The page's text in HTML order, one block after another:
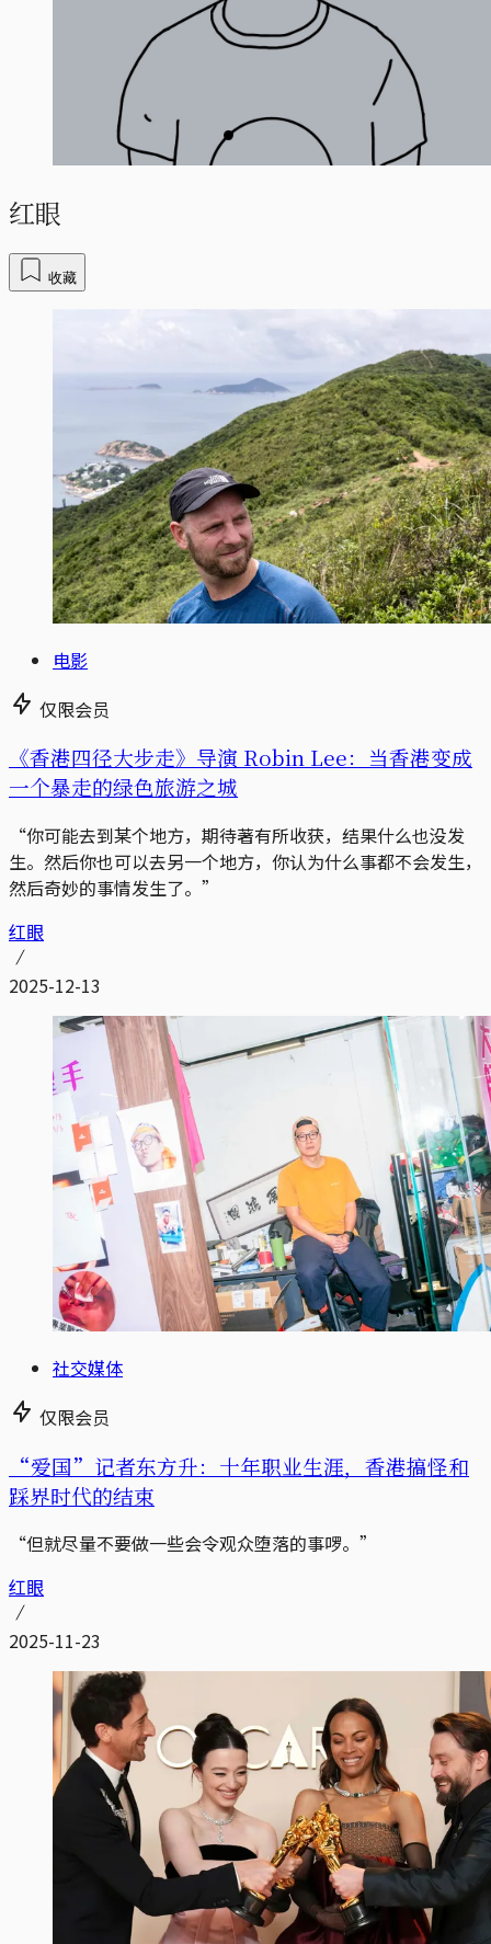
红眼
收藏
电影
仅限会员
《香港四径大步走》导演 Robin Lee：当香港变成
一个暴走的绿色旅游之城
“你可能去到某个地方，期待著有所收获，结果什么也没发
生。然后你也可以去另一个地方，你认为什么事都不会发生，
然后奇妙的事情发生了。”
红眼
2025-12-13
社交媒体
仅限会员
“爱国”记者东方升：十年职业生涯，香港搞怪和
踩界时代的结束
“但就尽量不要做一些会令观众堕落的事啰。”
红眼
2025-11-23